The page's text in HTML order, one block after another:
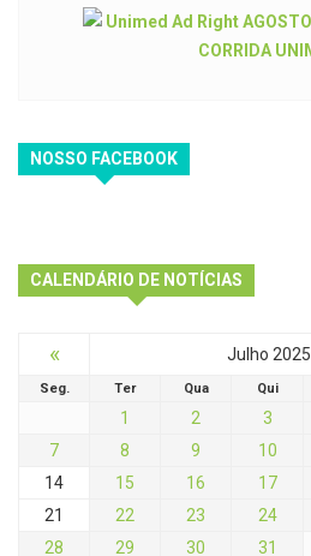
NOSSO FACEBOOK
CALENDÁRIO DE NOTÍCIAS
« Julho 2025
Seg. Ter Qua Qui
1 2 3
7
8 9 10
14
15 16 17
21
22 23 24
28
29 30 31